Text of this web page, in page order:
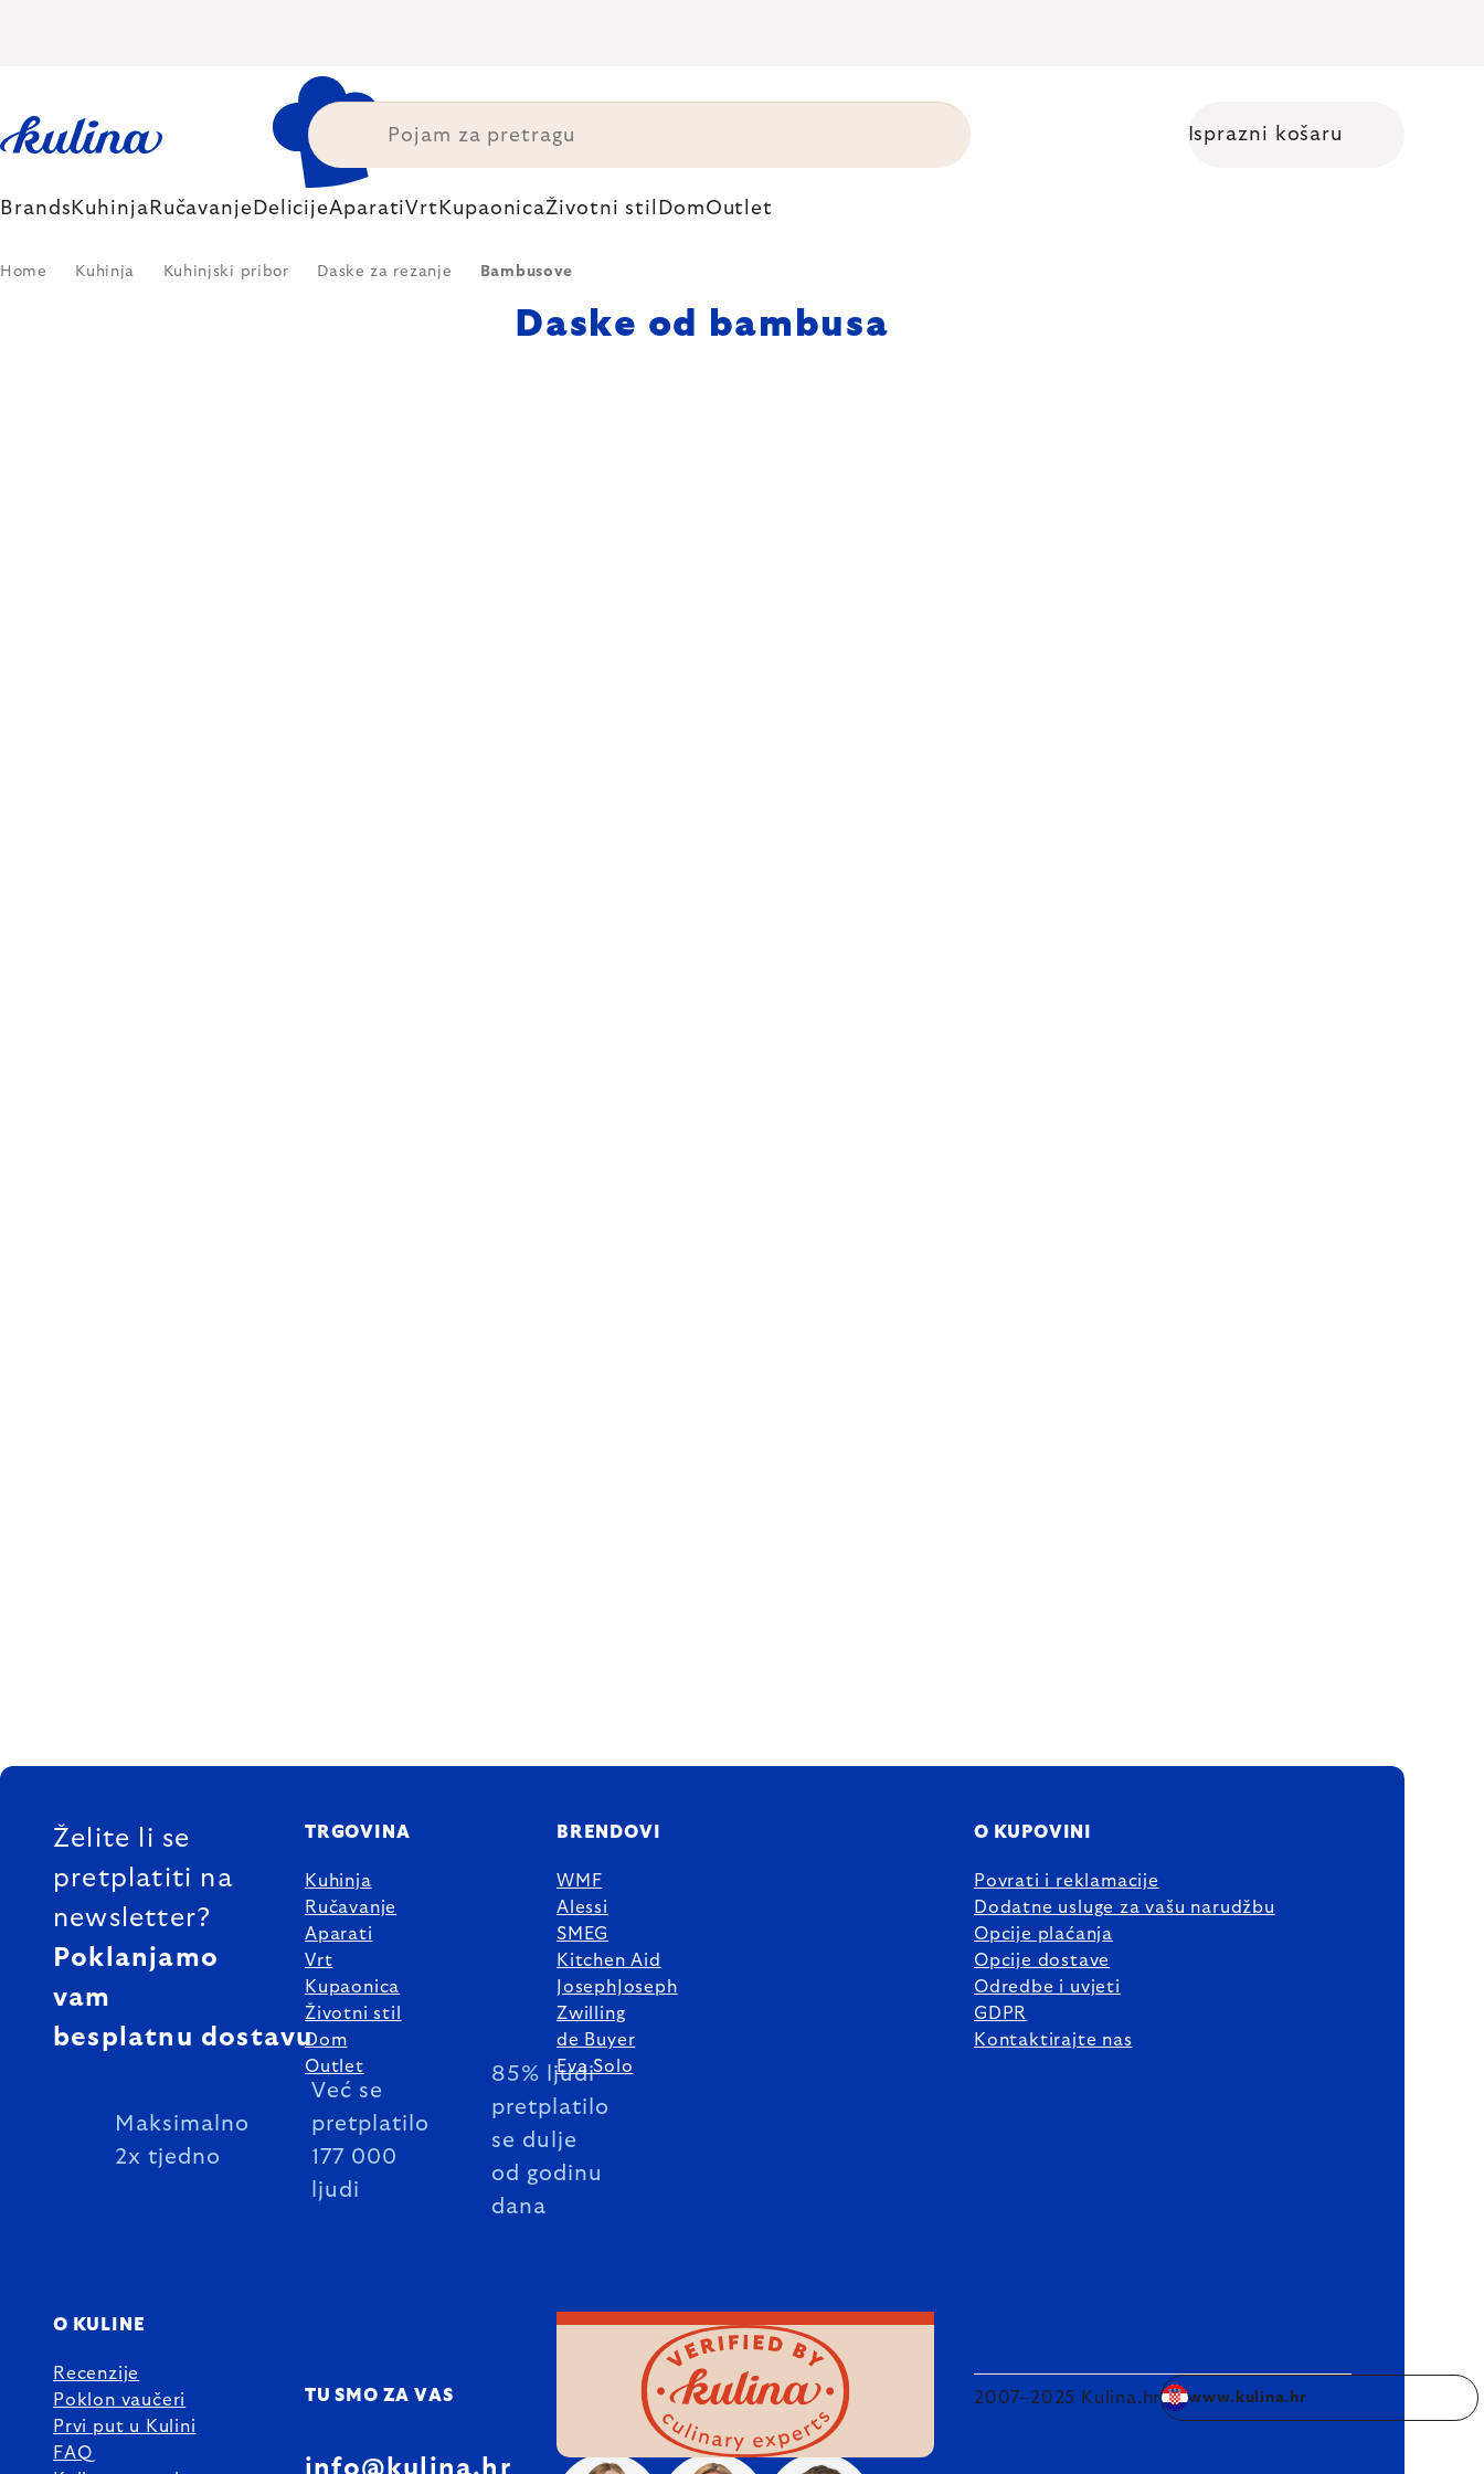
Isprazni košaru
Brands Kuhinja Ručavanje DelicijeAparatiVrt KupaonicaŽivotni stil DomOutlet
Home Kuhinja Kuhinjski pribor Daske za rezanje Bambusove
Daske od bambusa
FOOTER
Želite li se
pretplatiti na
newsletter?
Poklanjamo
vam
besplatnu dostavu
Maksimalno
2x tjedno
Već se
pretplatilo
177 000
ljudi
85% ljudi
pretplatilo
se dulje
od godinu
dana
TRGOVINA
Kuhinja
Ručavanje
Aparati
Vrt
Kupaonica
Životni stil
Dom
Outlet
BRENDOVI
WMF
Alessi
SMEG
Kitchen Aid
JosephJoseph
Zwilling
de Buyer
Eva Solo
O KUPOVINI
Povrati i reklamacije
Dodatne usluge za vašu narudžbu
Opcije plaćanja
Opcije dostave
Odredbe i uvjeti
GDPR
Kontaktirajte nas
O KULINE
Recenzije
Poklon vaučeri
Prvi put u Kulini
FAQ
TU SMO ZA VAS
info@kulina.hr
2007–2025 Kulina.hr www.kulina.hr